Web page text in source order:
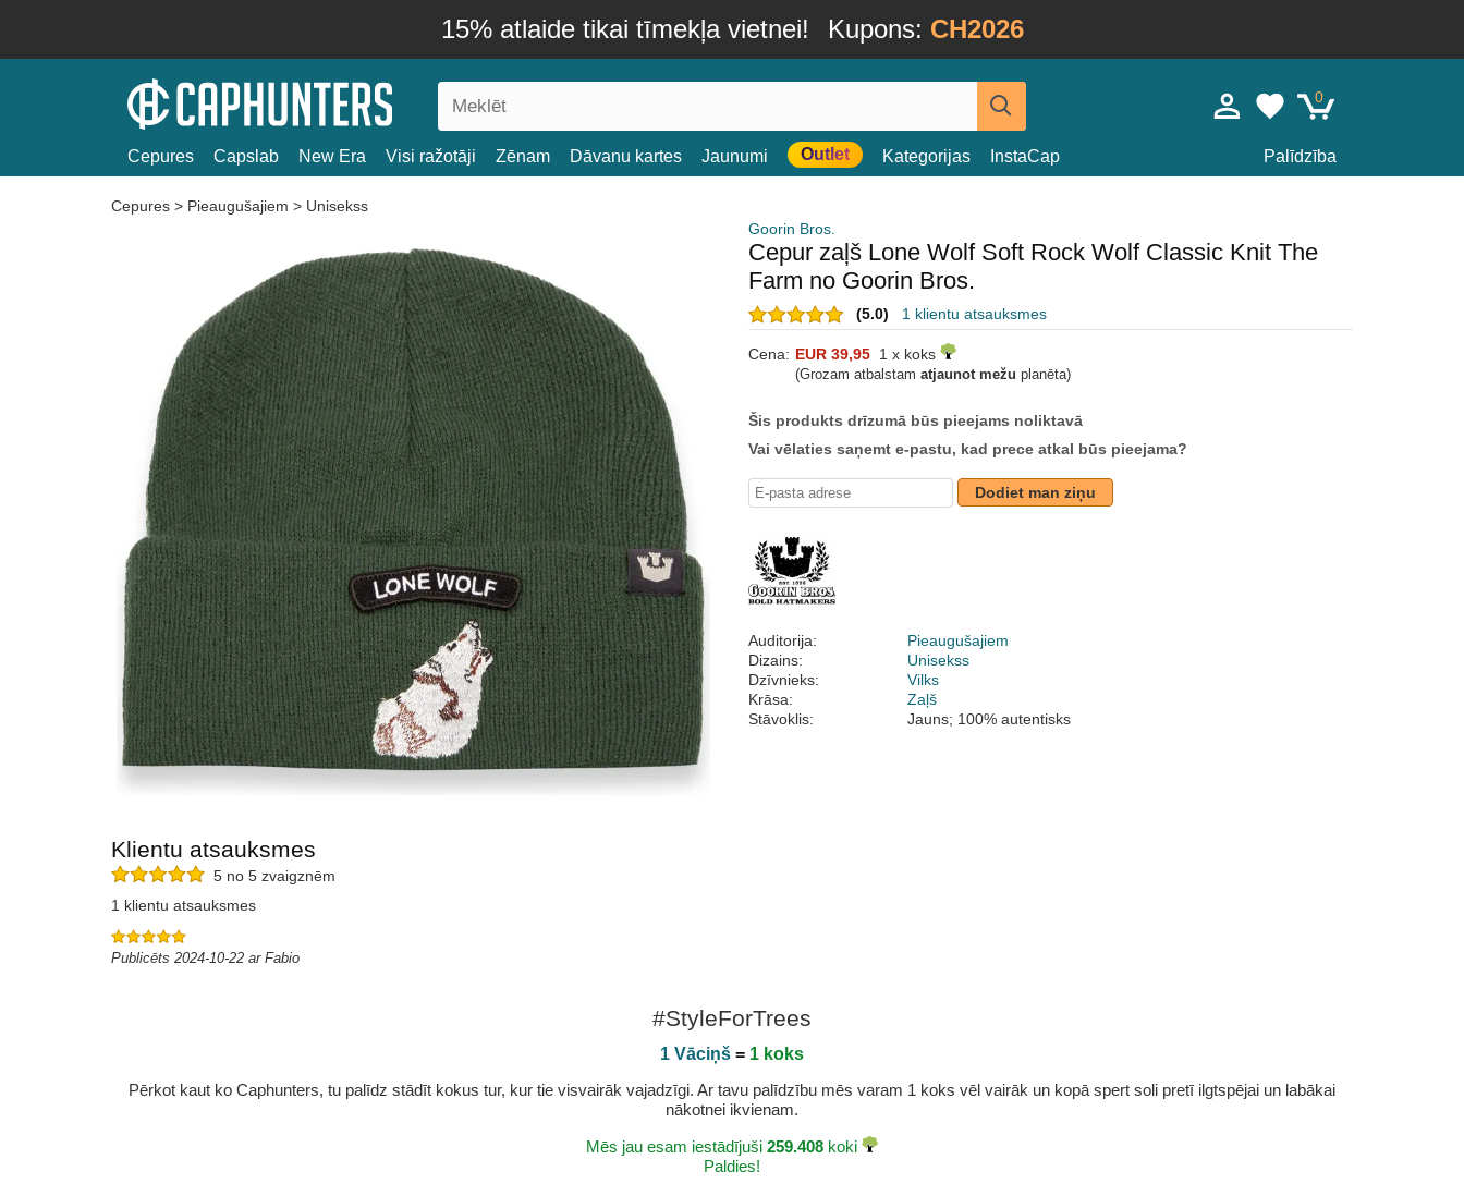
15% atlaide tikai tīmekļa vietnei! Kupons: CH2026
0
Cepures Capslab New Era Visi ražotāji Zēnam Dāvanu kartes Jaunumi Outlet Kategorijas InstaCap Palīdzība
Cepures > Pieaugušajiem > Unisekss
Goorin Bros.
Cepur zaļš Lone Wolf Soft Rock Wolf Classic Knit The
Farm no Goorin Bros.
(5.0) 1 klientu atsauksmes
Cena: EUR 39,95 1 x koks
(Grozam atbalstam atjaunot mežu planēta)
Šis produkts drīzumā būs pieejams noliktavā
Vai vēlaties saņemt e-pastu, kad prece atkal būs pieejama?
Dodiet man ziņu
Auditorija:
Pieaugušajiem
Dizains:
Unisekss
Dzīvnieks:
Vilks
Krāsa:
Zaļš
Stāvoklis:
Jauns; 100% autentisks
Klientu atsauksmes
5 no 5 zvaigznēm
1 klientu atsauksmes
Publicēts 2024-10-22 ar Fabio
#StyleForTrees
1 Vāciņš = 1 koks
Pērkot kaut ko Caphunters, tu palīdz stādīt kokus tur, kur tie visvairāk vajadzīgi. Ar tavu palīdzību mēs varam 1 koks vēl vairāk un kopā spert soli pretī ilgtspējai un labākai
nākotnei ikvienam.
Mēs jau esam iestādījuši 259.408 koki
Paldies!